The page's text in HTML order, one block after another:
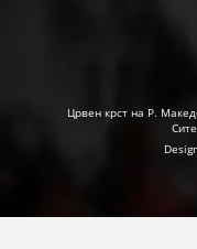
Црвен крст на Р.